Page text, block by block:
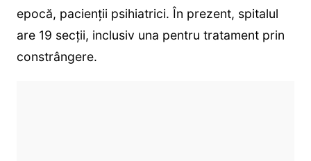
epocă, pacienții psihiatrici. În prezent, spitalul
are 19 secții, inclusiv una pentru tratament prin
constrângere.